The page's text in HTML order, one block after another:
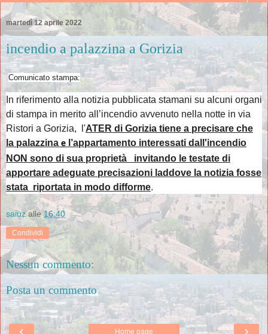
martedì 12 aprile 2022
incendio a palazzina a Gorizia
Comunicato stampa:
In riferimento alla notizia pubblicata stamani su alcuni organi
di stampa in merito all’incendio avvenuto nella notte in via
Ristori a Gorizia, l'ATER di Gorizia tiene a precisare che
la palazzina e l’appartamento interessati dall'incendio
NON sono di sua proprietà invitando le testate di
apportare adeguate precisazioni laddove la notizia fosse
stata riportata in modo difforme.
saiuz alle16:40
Condividi
Nessun commento:
Posta un commento
‹ ›
Home page